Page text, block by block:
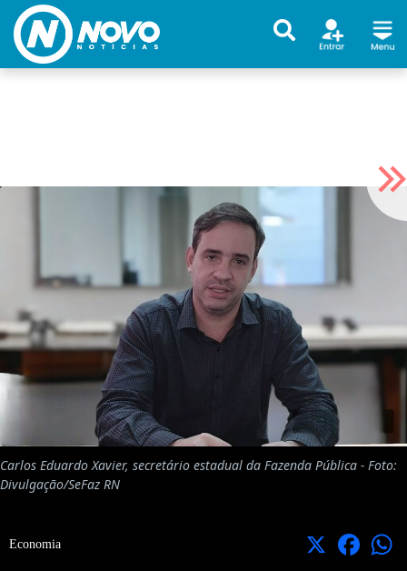
Carlos Eduardo Xavier, secretário estadual da Fazenda Pública - Foto:
Divulgação/SeFaz RN
Economia X Facebook